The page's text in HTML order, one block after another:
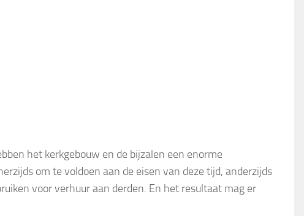
het kerkgebouw en de bijzalen een enorme
om te voldoen aan de eisen van deze tijd, anderzijds
voor verhuur aan derden. En het resultaat mag er